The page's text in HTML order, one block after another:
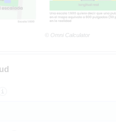
© Omni Calculator